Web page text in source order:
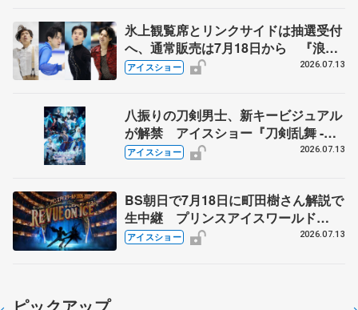
氷上観覧席とリンクサイドは抽選受付
へ、通常販売は7月18日から 『浪速
フィギュアスケートフェスティバル
アイスショー 2026.07.13
八振りの刀剣男士、新キービジュアル
が解禁 アイスショー『刀剣乱舞 -
ICE BLADE -』 リセール実施も発表
アイスショー 2026.07.13
BS朝日で7月18日に町田樹さん解説で
生中継 プリンスアイスワールド
2026-2027「THE REVUE ON ICE」
アイスショー 2026.07.13
ピックアップ